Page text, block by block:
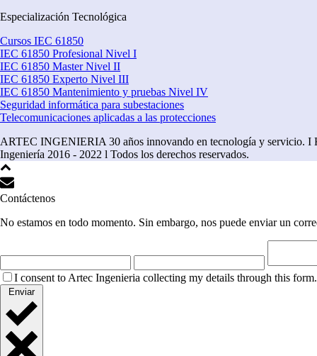
Especialización Tecnológica
Cursos IEC 61850
IEC 61850 Profesional Nivel I
IEC 61850 Master Nivel II
IEC 61850 Experto Nivel III
IEC 61850 Mantenimiento y pruebas Nivel IV
Seguridad informática para subestaciones
Telecomunicaciones aplicadas a las protecciones
ARTEC INGENIERIA 30 años innovando en tecnología y servicio.
Ingeniería 2016 - 2022 l Todos los derechos reservados.
Contáctenos
No estamos en todo momento. Sin embargo, nos puede enviar un
I consent to Artec Ingenieria collecting my details through this form.
Enviar